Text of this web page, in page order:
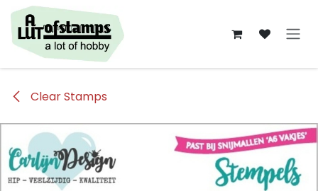
Overslaan naar inhoud
Clear Stamps